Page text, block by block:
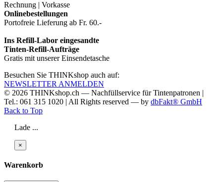
Rechnung | Vorkasse
Onlinebestellungen
Portofreie Lieferung ab Fr. 60.-
Ins Refill-Labor eingesandte
Tinten-Refill-Aufträge
Gratis mit unserer Einsendetasche
Besuchen Sie THINKshop auch auf:
NEWSLETTER ANMELDEN
© 2026 THINKshop.ch — Nachfüllservice fürTintenpatronen |
Tel.: 061 315 1020 | All Rights reserved — by dbFakt® GmbH
Back to Top
Lade ...
×
Warenkorb